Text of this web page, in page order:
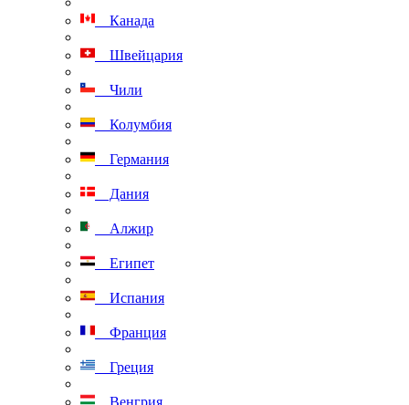
Канада
Швейцария
Чили
Колумбия
Германия
Дания
Алжир
Египет
Испания
Франция
Греция
Венгрия